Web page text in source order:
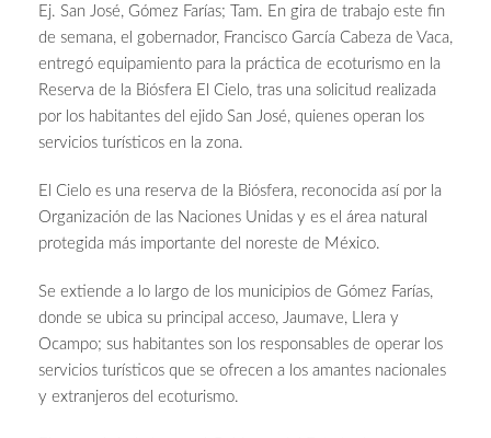
Ej. San José, Gómez Farías; Tam. En gira de trabajo este fin
de semana, el gobernador, Francisco García Cabeza de Vaca,
entregó equipamiento para la práctica de ecoturismo en la
Reserva de la Biósfera El Cielo, tras una solicitud realizada
por los habitantes del ejido San José, quienes operan los
servicios turísticos en la zona.
El Cielo es una reserva de la Biósfera, reconocida así por la
Organización de las Naciones Unidas y es el área natural
protegida más importante del noreste de México.
Se extiende a lo largo de los municipios de Gómez Farías,
donde se ubica su principal acceso, Jaumave, Llera y
Ocampo; sus habitantes son los responsables de operar los
servicios turísticos que se ofrecen a los amantes nacionales
y extranjeros del ecoturismo.